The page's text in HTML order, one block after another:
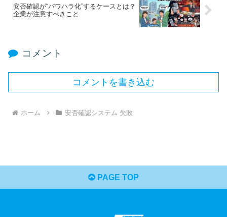
安否確認が“パワハラ化”するケースとは？
企業が注意すべきこと
コメント
コメントを書き込む
ホーム 安否確認システム 失敗
PAGE TOP